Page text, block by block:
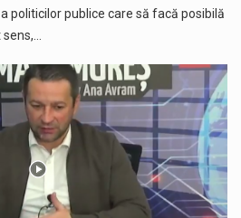
politicilor publice care să facă posibilă